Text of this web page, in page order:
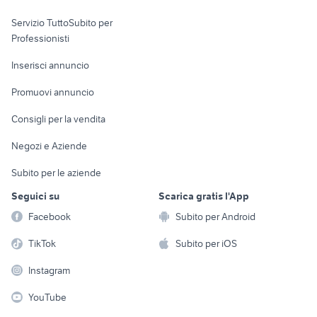
Informatica
Console e
Fotografia
Telefonia
Biciclette
Servizio TuttoSubito per
Professionisti
Inserisci annuncio
Promuovi annuncio
Consigli per la vendita
Negozi e Aziende
Subito per le aziende
Seguici su
Facebook
TikTok
Instagram
YouTube
Scarica gratis l'App
Subito per Android
Subito per iOS